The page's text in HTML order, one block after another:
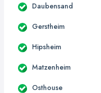
Daubensand
Gerstheim
Hipsheim
Matzenheim
Osthouse